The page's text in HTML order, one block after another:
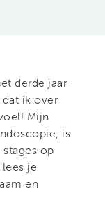
derde jaar
ik over
Mijn
is
op
je
en